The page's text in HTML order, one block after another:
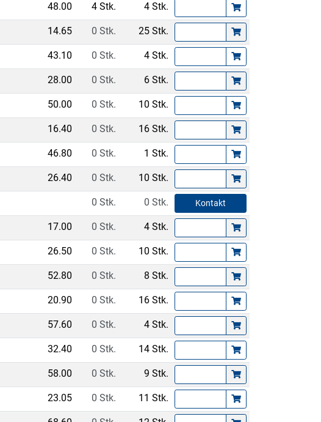
48.00 4 Stk. 4 Stk.
14.65 0 Stk. 25 Stk.
43.10 0 Stk. 4 Stk.
28.00 0 Stk. 6 Stk.
50.00 0 Stk. 10 Stk.
16.40 0 Stk. 16 Stk.
46.80 0 Stk. 1 Stk.
26.40 0 Stk. 10 Stk.
0 Stk. 0 Stk. Kontakt
17.00 0 Stk. 4 Stk.
26.50 0 Stk. 10 Stk.
52.80 0 Stk. 8 Stk.
20.90 0 Stk. 16 Stk.
57.60 0 Stk. 4 Stk.
32.40 0 Stk. 14 Stk.
58.00 0 Stk. 9 Stk.
23.05 0 Stk. 11 Stk.